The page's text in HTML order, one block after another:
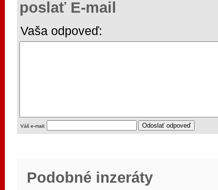
poslať E-mail
Vaša odpoveď:
Váš e-mail:
Podobné inzeráty